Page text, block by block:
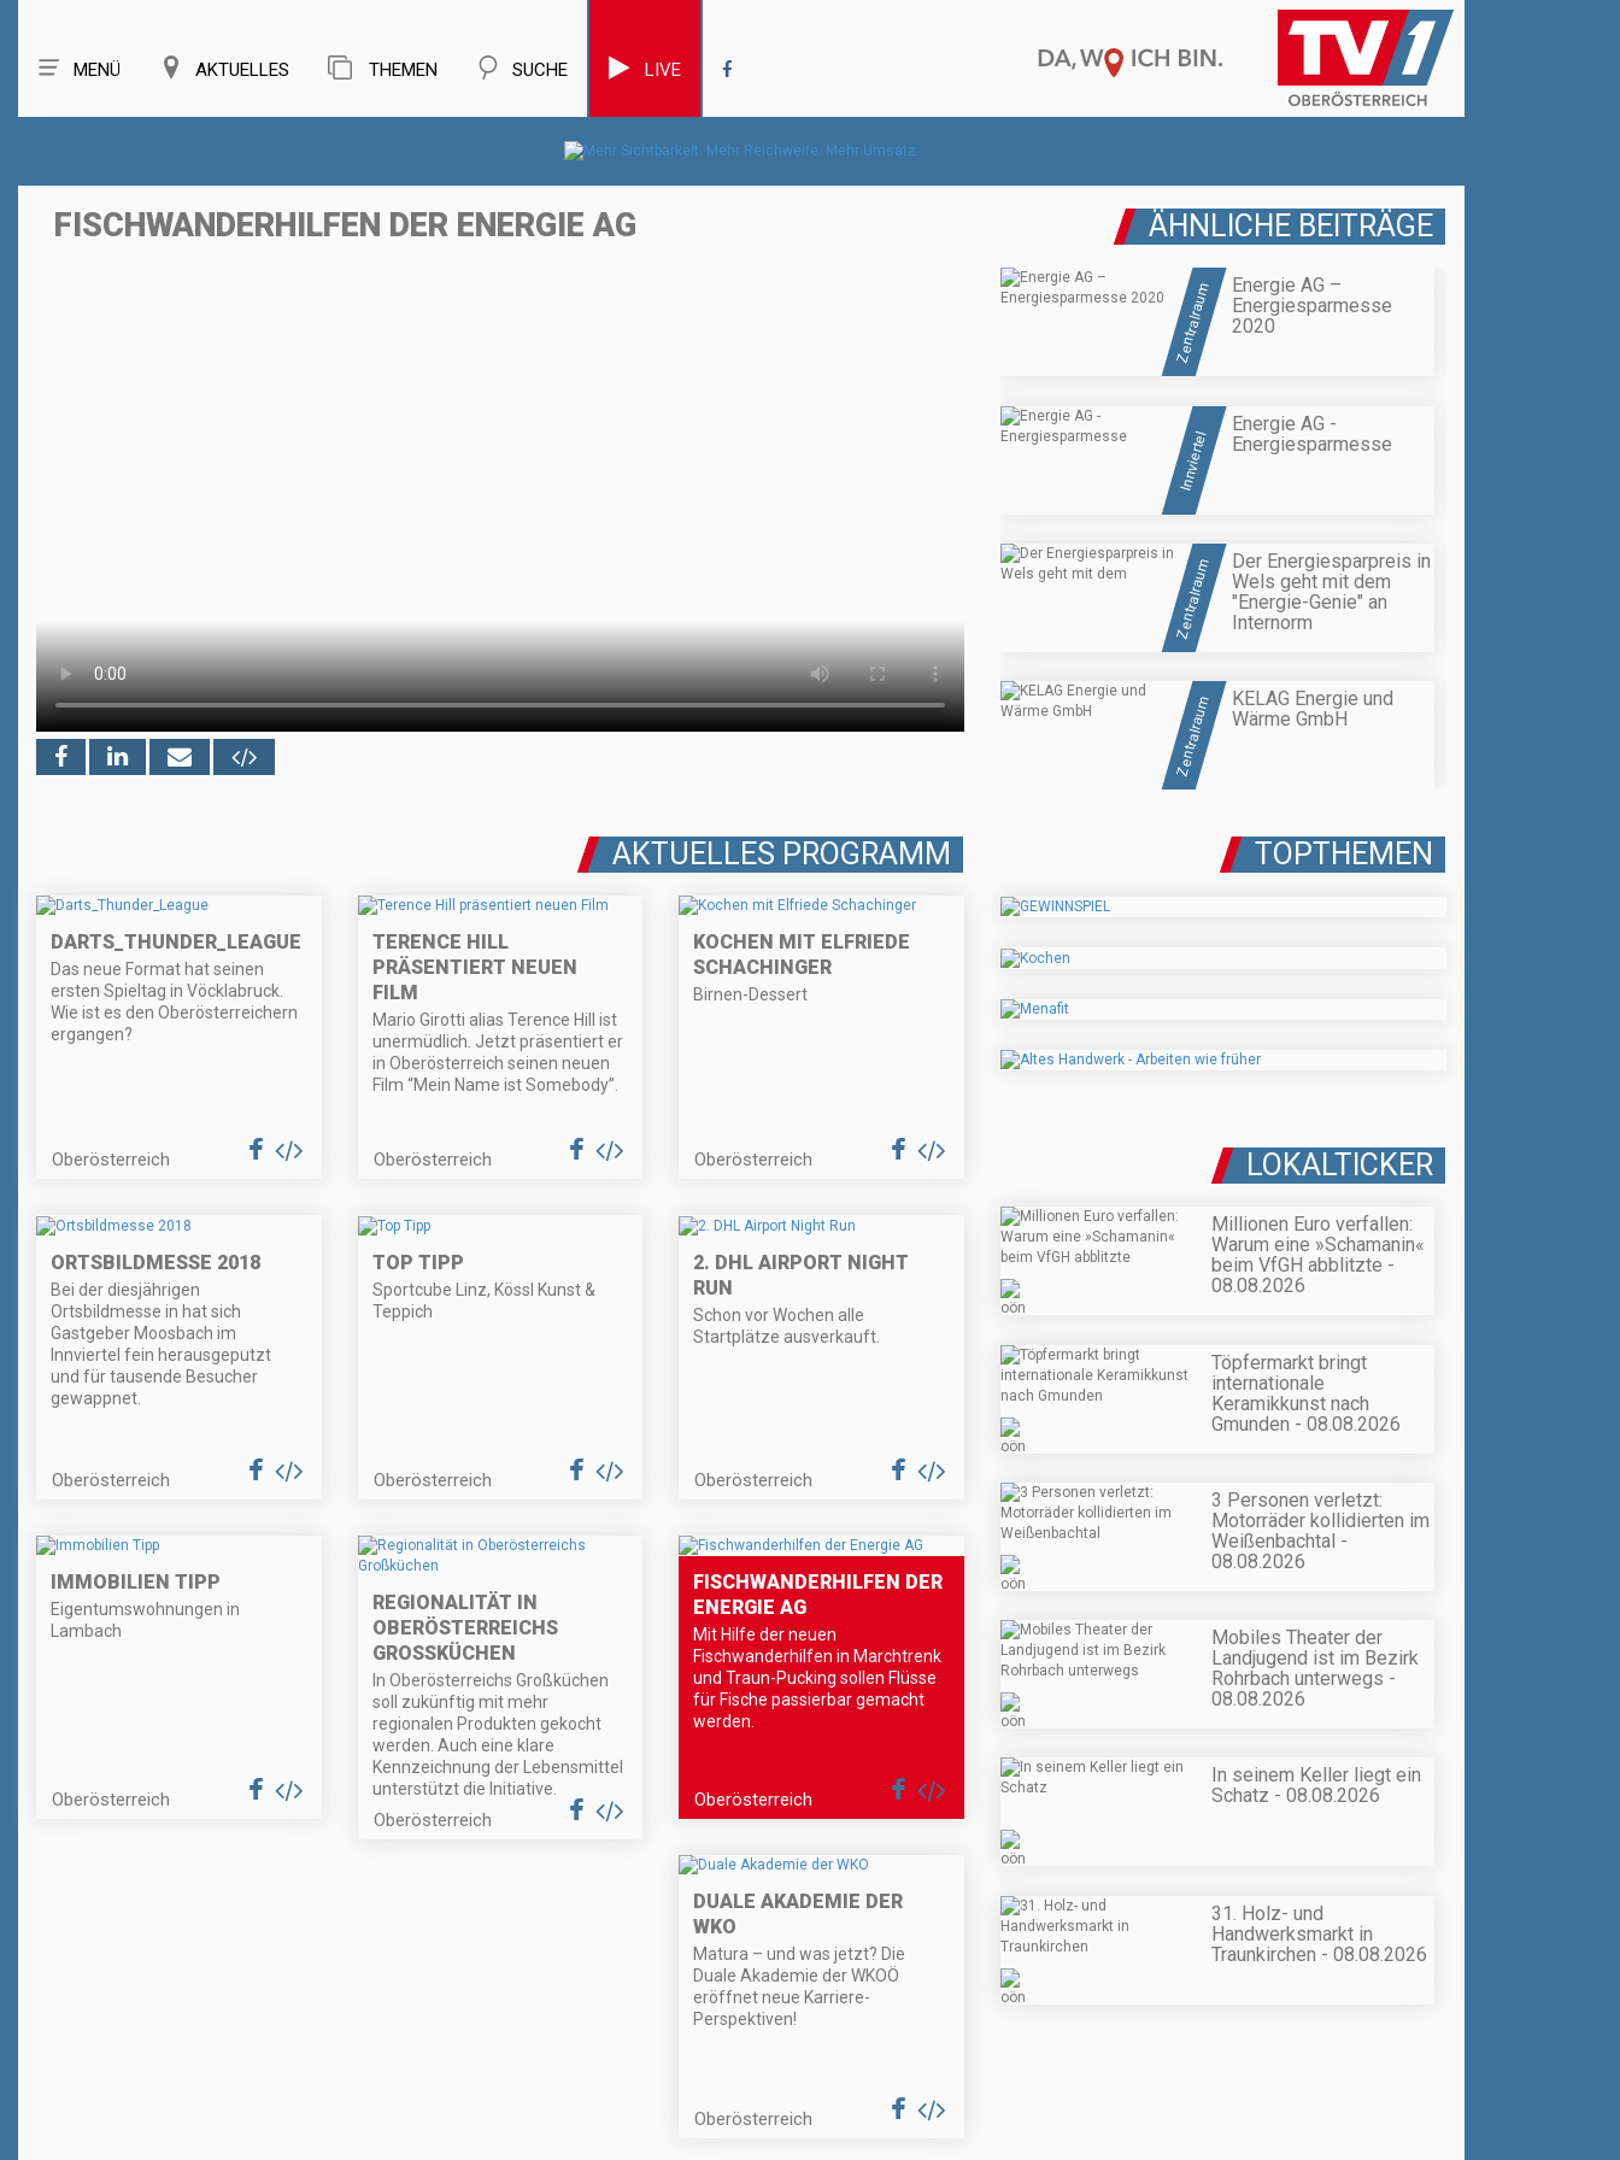
MENÜ AKTUELLES THEMEN SUCHE LIVE
FISCHWANDERHILFEN DER ENERGIE AG ÄHNLICHE BEITRÄGE
Zentralraum
Energie AG –
Energiesparmesse
2020
Innviertel
Energie AG -
Energiesparmesse
Zentralraum
Der Energiesparpreis in
Wels geht mit dem
"Energie-Genie" an
Internorm
Zentralraum
KELAG Energie und
Wärme GmbH
AKTUELLES PROGRAMM
DARTS_THUNDER_LEAGUE
Das neue Format hat seinen
ersten Spieltag in Vöcklabruck.
Wie ist es den Oberösterreichern
ergangen?
Oberösterreich
TERENCE HILL
PRÄSENTIERT NEUEN
FILM
Mario Girotti alias Terence Hill ist
unermüdlich. Jetzt präsentiert er
in Oberösterreich seinen neuen
Film “Mein Name ist Somebody”.
Oberösterreich
KOCHEN MIT ELFRIEDE
SCHACHINGER
Birnen-Dessert
Oberösterreich
ORTSBILDMESSE 2018
Bei der diesjährigen
Ortsbildmesse in hat sich
Gastgeber Moosbach im
Innviertel fein herausgeputzt
und für tausende Besucher
gewappnet.
Oberösterreich
TOP TIPP
Sportcube Linz, Kössl Kunst &
Teppich
Oberösterreich
2. DHL AIRPORT NIGHT
RUN
Schon vor Wochen alle
Startplätze ausverkauft.
Oberösterreich
IMMOBILIEN TIPP
Eigentumswohnungen in
Lambach
Oberösterreich
REGIONALITÄT IN
OBERÖSTERREICHS
GROSSKÜCHEN
In Oberösterreichs Großküchen
soll zukünftig mit mehr
regionalen Produkten gekocht
werden. Auch eine klare
Kennzeichnung der Lebensmittel
unterstützt die Initiative.
Oberösterreich
FISCHWANDERHILFEN DER
ENERGIE AG
Mit Hilfe der neuen
Fischwanderhilfen in Marchtrenk
und Traun-Pucking sollen Flüsse
für Fische passierbar gemacht
werden.
Oberösterreich
DUALE AKADEMIE DER
WKO
Matura – und was jetzt? Die
Duale Akademie der WKOÖ
eröffnet neue Karriere-
Perspektiven!
Oberösterreich
TOPTHEMEN
LOKALTICKER
Millionen Euro verfallen:
Warum eine »Schamanin«
beim VfGH abblitzte -
08.08.2026
Töpfermarkt bringt
internationale
Keramikkunst nach
Gmunden - 08.08.2026
3 Personen verletzt:
Motorräder kollidierten im
Weißenbachtal -
08.08.2026
Mobiles Theater der
Landjugend ist im Bezirk
Rohrbach unterwegs -
08.08.2026
In seinem Keller liegt ein
Schatz - 08.08.2026
31. Holz- und
Handwerksmarkt in
Traunkirchen - 08.08.2026